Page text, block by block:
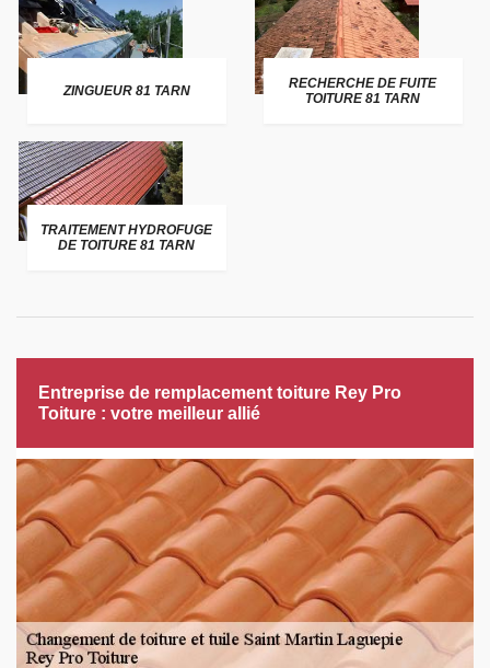
ZINGUEUR 81 TARN
RECHERCHE DE FUITE
TOITURE 81 TARN
TRAITEMENT HYDROFUGE
DE TOITURE 81 TARN
Entreprise de remplacement toiture Rey Pro
Toiture : votre meilleur allié